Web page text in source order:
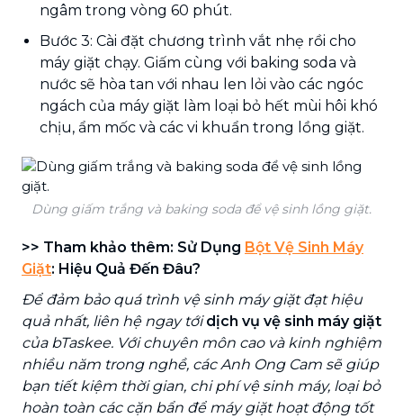
ngâm trong vòng 60 phút.
Bước 3: Cài đặt chương trình vắt nhẹ rồi cho
máy giặt chạy. Giấm cùng với baking soda và
nước sẽ hòa tan với nhau len lỏi vào các ngóc
ngách của máy giặt làm loại bỏ hết mùi hôi khó
chịu, ẩm mốc và các vi khuẩn trong lồng giặt.
Dùng giấm trắng và baking soda để vệ sinh lồng giặt.
>> Tham khảo thêm: Sử Dụng Bột Vệ Sinh Máy
Giặt: Hiệu Quả Đến Đâu?
Để đảm bảo quá trình vệ sinh máy giặt đạt hiệu
quả nhất, liên hệ ngay tớidịch vụ vệ sinh máy giặt
của bTaskee. Với chuyên môn cao và kinh nghiệm
nhiều năm trong nghề, các Anh Ong Cam sẽ giúp
bạn tiết kiệm thời gian, chi phí vệ sinh máy, loại bỏ
hoàn toàn các cặn bẩn để máy giặt hoạt động tốt